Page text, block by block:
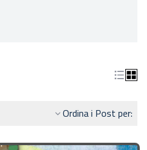
Ordina i Post per: